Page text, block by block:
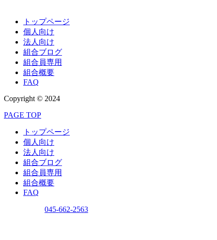
トップページ
個人向け
法人向け
組合ブログ
組合員専用
組合概要
FAQ
Copyright © 2024
PAGE TOP
トップページ
個人向け
法人向け
組合ブログ
組合員専用
組合概要
FAQ
045-662-2563